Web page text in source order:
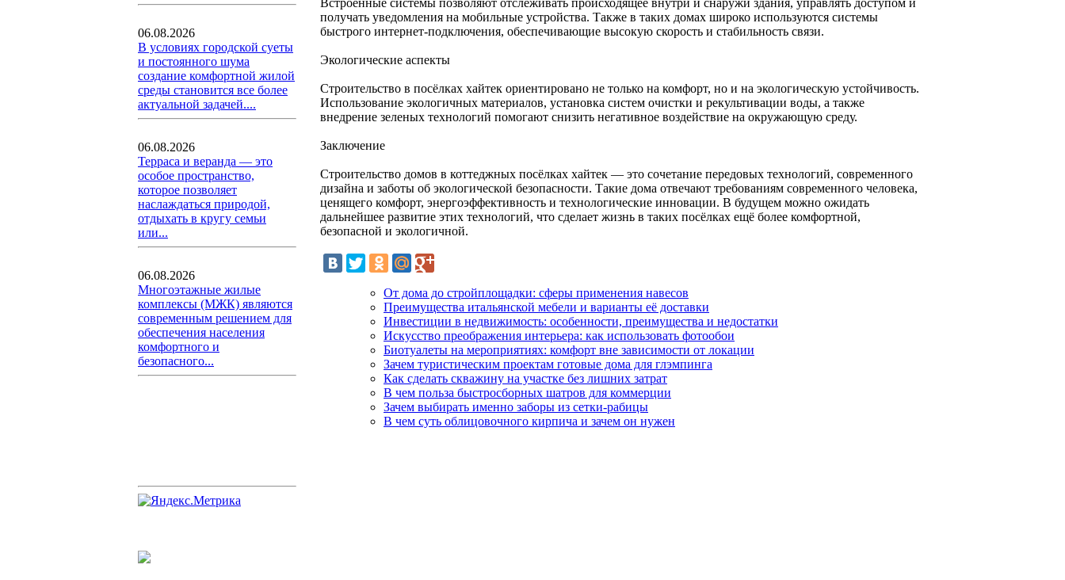
06.08.2026
В условиях городской суеты
и постоянного шума
создание комфортной жилой
среды становится все более
актуальной задачей....
06.08.2026
Терраса и веранда — это
особое пространство,
которое позволяет
наслаждаться природой,
отдыхать в кругу семьи
или...
06.08.2026
Многоэтажные жилые
комплексы (МЖК) являются
современным решением для
обеспечения населения
комфортного и
безопасного...
получать уведомления на мобильные устройства. Также в таких домах широко используются системы
быстрого интернет-подключения, обеспечивающие высокую скорость и стабильность связи.
Экологические аспекты
Строительство в посёлках хайтек ориентировано не только на комфорт, но и на экологическую устойчивость.
Использование экологичных материалов, установка систем очистки и рекультивации воды, а также
внедрение зеленых технологий помогают снизить негативное воздействие на окружающую среду.
Заключение
Строительство домов в коттеджных посёлках хайтек — это сочетание передовых технологий, современного
дизайна и заботы об экологической безопасности. Такие дома отвечают требованиям современного человека,
ценящего комфорт, энергоэффективность и технологические инновации. В будущем можно ожидать
дальнейшее развитие этих технологий, что сделает жизнь в таких посёлках ещё более комфортной,
безопасной и экологичной.
От дома до стройплощадки: сферы применения навесов
Преимущества итальянской мебели и варианты её доставки
Инвестиции в недвижимость: особенности, преимущества и недостатки
Искусство преображения интерьера: как использовать фотообои
Биотуалеты на мероприятиях: комфорт вне зависимости от локации
Зачем туристическим проектам готовые дома для глэмпинга
Как сделать скважину на участке без лишних затрат
В чем польза быстросборных шатров для коммерции
Зачем выбирать именно заборы из сетки-рабицы
В чем суть облицовочного кирпича и зачем он нужен